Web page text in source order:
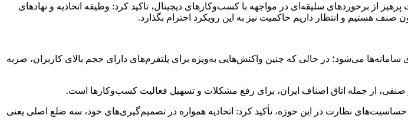
از برخوردهای سلیقه‌ای در مواجهه با کسب‌وکارهای دیجیتال، تاکید کرد: وظیفه اتحادیه و نهادهای
هستیم و انتظار داریم حاکمیت نیز به این رویکرد احترام بگذارد.
می‌شود؛ در حالی که چنین واکنش‌هایی به‌ویژه برای پلتفرم‌های دارای حجم بالای کاربران، ضربه
و صنفی، از جمله اتاق اصناف ایران، برای رفع مشکلات و تسهیل فعالیت کسب‌وکارها است.
نظارت در این حوزه، تأکید کرد: اتحادیه همواره در تصمیم‌گیری‌های خود، سه ضلع اصلی یعنی